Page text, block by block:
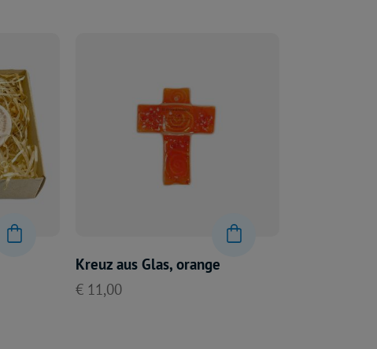
Kreuz aus Glas, orange
€ 11,00